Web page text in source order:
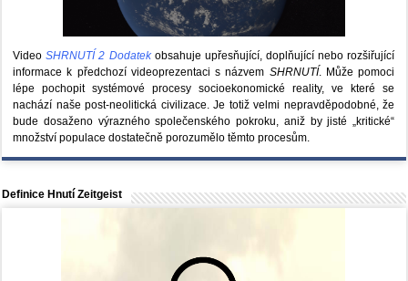
VideoSHRNUTÍ 2 Dodatekobsahuje upřesňující, doplňující nebo rozšiřující
informace k předchozí videoprezentaci s názvem SHRNUTÍ. Může pomoci
lépe pochopit systémové procesy socioekonomické reality, ve které se
nachází naše post-neolitická civilizace. Je totiž velmi nepravděpodobné, že
bude dosaženo výrazného společenského pokroku, aniž by jisté „kritické“
množství populace dostatečně porozumělo těmto procesům.
Definice Hnutí Zeitgeist